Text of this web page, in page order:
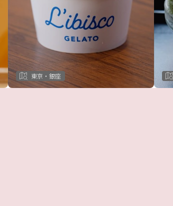
東京・銀座